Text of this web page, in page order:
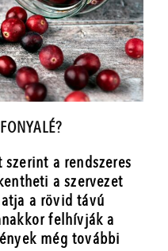
a rendszeres
a szervezet
a rövid távú
felhívják a
még további